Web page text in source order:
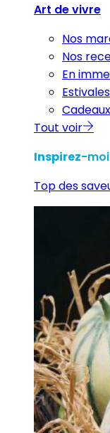
Art de vivre
Nos
Nos
En
Tout voir
Inspirez-moi
Top des